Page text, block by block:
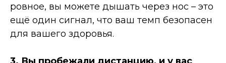
ровное, вы можете дышать через нос – это
ещё один сигнал, что ваш темп безопасен
для вашего здоровья.
3. Вы пробежали дистанцию, и у вас